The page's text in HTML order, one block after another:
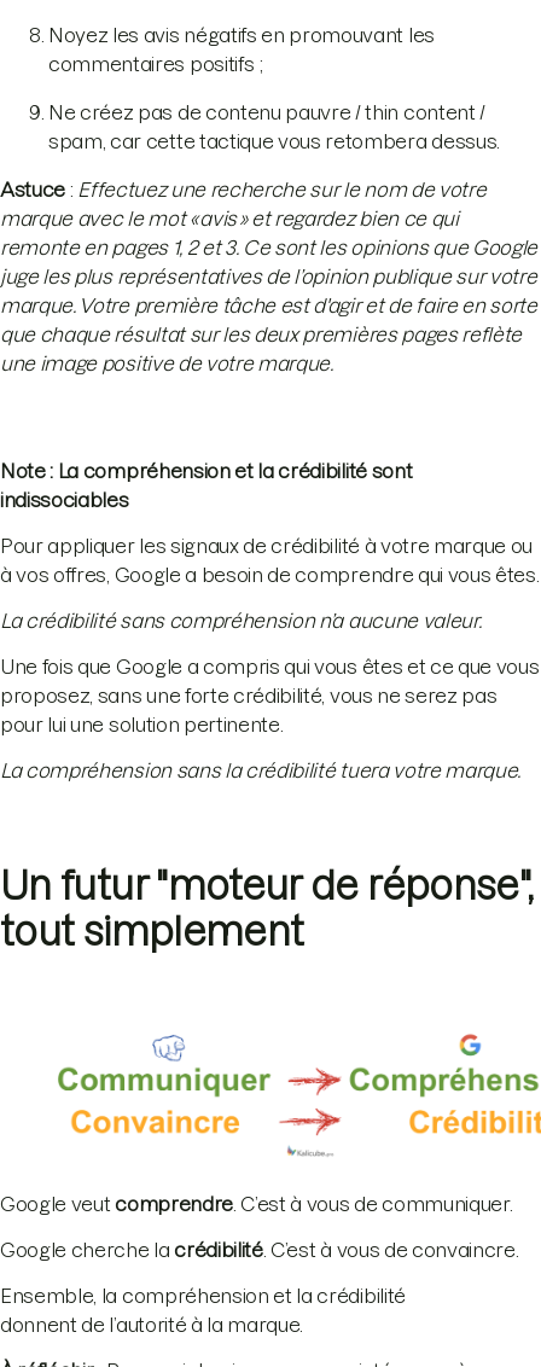
Noyez les avis négatifs en promouvant les
commentaires positifs ;
Ne créez pas de contenu pauvre / thin content /
spam, car cette tactique vous retombera dessus.
Astuce : Effectuez une recherche sur le nom de votre
marque avec le mot « avis » et regardez bien ce qui
remonte en pages 1, 2 et 3. Ce sont les opinions que Google
juge les plus représentatives de l’opinion publique sur votre
marque. Votre première tâche est d'agir et de faire en sorte
que chaque résultat sur les deux premières pages reflète
une image positive de votre marque.
Note : La compréhension et la crédibilité sont
indissociables
Pour appliquer les signaux de crédibilité à votre marque ou
à vos offres, Google a besoin de comprendre qui vous êtes.
La crédibilité sans compréhension n’a aucune valeur.
Une fois que Google a compris qui vous êtes et ce que vous
proposez, sans une forte crédibilité, vous ne serez pas
pour lui une solution pertinente.
La compréhension sans la crédibilité tuera votre marque.
Un futur "moteur de réponse",
tout simplement
Google veut comprendre. C’est à vous de communiquer.
Google cherche la crédibilité. C’est à vous de convaincre.
Ensemble, la compréhension et la crédibilité
donnent de l’autorité à la marque.